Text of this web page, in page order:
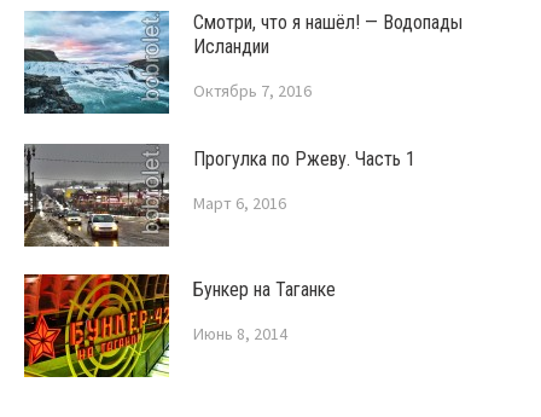
Смотри, что я нашёл! — Водопады
Исландии
Октябрь 7, 2016
Прогулка по Ржеву. Часть 1
Март 6, 2016
Бункер на Таганке
Июнь 8, 2014